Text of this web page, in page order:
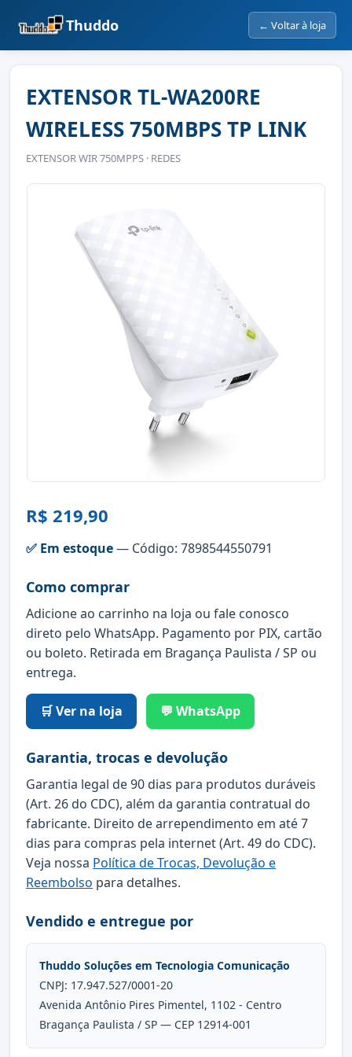
Thuddo ← Voltar à loja
EXTENSOR TL-WA200RE
WIRELESS 750MBPS TP LINK
EXTENSOR WIR 750MPPS · REDES
R$ 219,90
✅ Em estoque— Código: 7898544550791
Como comprar
Adicione ao carrinho na loja ou fale conosco
direto pelo WhatsApp. Pagamento por PIX, cartão
ou boleto. Retirada em Bragança Paulista / SP ou
entrega.
🛒 Ver na loja 💬 WhatsApp
Garantia, trocas e devolução
Garantia legal de 90 dias para produtos duráveis
(Art. 26 do CDC), além da garantia contratual do
fabricante. Direito de arrependimento em até 7
dias para compras pela internet (Art. 49 do CDC).
Veja nossa Política de Trocas, Devolução e
Reembolso para detalhes.
Vendido e entregue por
Thuddo Soluções em Tecnologia Comunicação
CNPJ: 17.947.527/0001-20
Avenida Antônio Pires Pimentel, 1102 - Centro
Bragança Paulista / SP — CEP 12914-001